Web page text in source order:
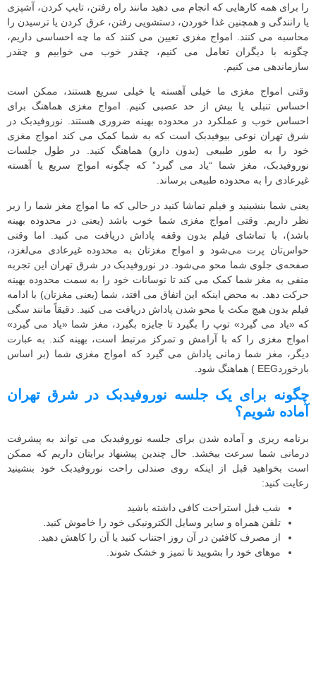
را برای همه کارهایی که انجام می دهید مانند راه رفتن، تایپ کردن، آشپزی
یا رانندگی و همچنین غذا خوردن، دستشویی رفتن، عرق کردن یا ترسیدن را
محاسبه می کنند. امواج مغزی تعیین می کنند که ما چه احساسی داریم،
چگونه با دیگران تعامل می کنیم، چقدر خوب می خوابیم و چقدر
سازماندهی می کنیم.
وقتی امواج مغزی ما خیلی آهسته یا خیلی سریع هستند، ممکن است
احساس تنبلی یا بیش از حد عصبی کنیم. امواج مغزی هماهنگ برای
احساس خوب و عملکرد در محدوده بهینه ضروری هستند. نوروفیدبک در
شرق تهران نوعی بیوفیدبک است که به شما کمک می کند امواج مغزی
خود را به طور طبیعی (بدون دارو) هماهنگ کنید. در طول جلسات
نوروفیدبک، مغز شما “یاد می گیرد” که چگونه امواج سریع یا آهسته
غیرعادی را به محدوده طبیعی برساند.
یعنی شما بنشینید و فیلم تماشا کنید در حالی که ما امواج مغز شما را زیر
نظر داریم. وقتی امواج مغزی شما خوب باشد (یعنی در محدوده بهینه
باشد)، با تماشای فیلم بدون وقفه پاداش دریافت می کنید. اما وقتی
حواس‌تان پرت می‌شود و امواج مغزتان به محدوده غیرعادی می‌لغزد،
صفحه‌ی جلوی شما محو می‌شود. در نوروفیدبک در شرق تهران این تجربه
منفی به مغز شما کمک می کند تا نوسانات خود را به سمت محدوده بهینه
حرکت دهد. به محض اینکه این اتفاق می افتد، شما (یعنی مغزتان) با ادامه
فیلم بدون هیچ مکث یا محو شدن پاداش دریافت می کنید. دقیقاً مانند سگی
که «یاد می گیرد» توپ را بگیرد تا جایزه بگیرد، مغز شما «یاد می گیرد»
امواج مغزی را که با آرامش و تمرکز مرتبط است، بهینه کند. به عبارت
دیگر، مغز شما زمانی پاداش می گیرد که امواج مغزی شما (بر اساس
بازخوردEEG ) هماهنگ شود.
چگونه برای یک جلسه نوروفیدبک در شرق تهران
آماده شویم؟
برنامه ریزی و آماده شدن برای جلسه نوروفیدبک می تواند به پیشرفت
درمانی شما سرعت ببخشد. حال چندین پیشنهاد برایتان داریم که ممکن
است بخواهید قبل از اینکه روی صندلی راحت نوروفیدبک خود بنشینید
رعایت کنید:
شب قبل استراحت کافی داشته باشید
تلفن همراه و سایر وسایل الکترونیکی خود را خاموش کنید.
از مصرف کافئین در آن روز اجتناب کنید یا آن را کاهش دهید.
موهای خود را بشویید تا تمیز و خشک شوند.